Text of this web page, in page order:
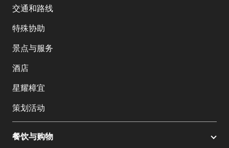
交通和路线
特殊协助
景点与服务
酒店
星耀樟宜
策划活动
餐饮与购物